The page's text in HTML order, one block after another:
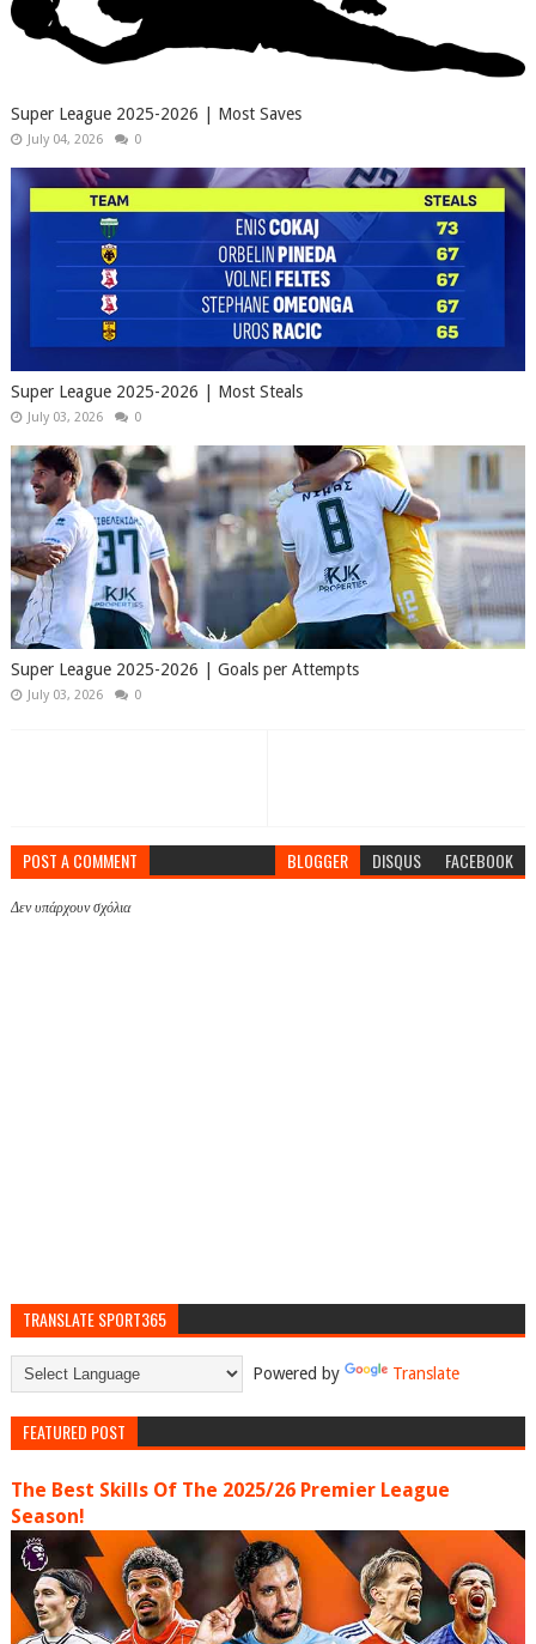
Super League 2025-2026 | Most Saves
July 04, 2026 0
Super League 2025-2026 | Most Steals
July 03, 2026 0
Super League 2025-2026 | Goals per Attempts
July 03, 2026 0
POST A COMMENT BLOGGER DISQUS FACEBOOK
Δεν υπάρχουν σχόλια
TRANSLATE SPORT365
Powered by Translate
FEATURED POST
The Best Skills Of The 2025/26 Premier League
Season!